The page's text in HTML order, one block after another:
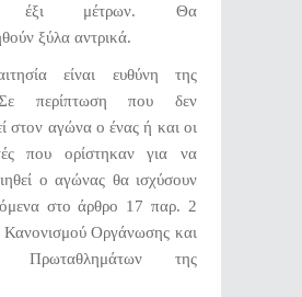
έξι μέτρων. Θα
ξύλα αντρικά.
είναι ευθύνη της
περίπτωση που δεν
στον αγώνα ο ένας ή και οι
που ορίστηκαν για να
ο αγώνας θα ισχύσουν
στο άρθρο 17 παρ. 2
Κανονισμού Οργάνωσης και
Πρωταθλημάτων της